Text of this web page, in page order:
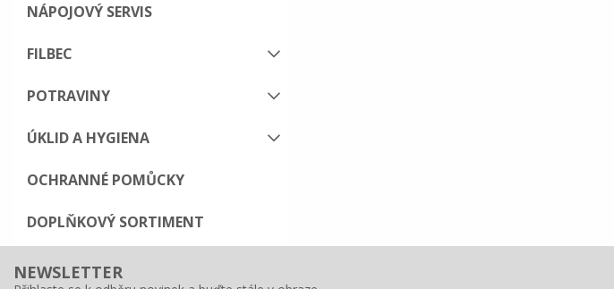
NÁPOJOVÝ SERVIS
FILBEC
POTRAVINY
ÚKLID A HYGIENA
OCHRANNÉ POMŮCKY
DOPLŇKOVÝ SORTIMENT
NEWSLETTER